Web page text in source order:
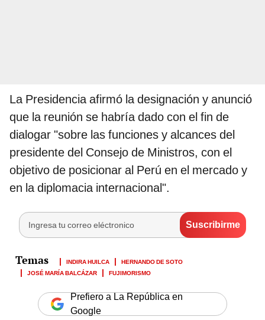
La Presidencia afirmó la designación y anunció
que la reunión se habría dado con el fin de
dialogar "sobre las funciones y alcances del
presidente del Consejo de Ministros, con el
objetivo de posicionar al Perú en el mercado y
en la diplomacia internacional".
INDIRA HUILCA
HERNANDO DE SOTO
JOSÉ MARÍA BALCÁZAR
FUJIMORISMO
Prefiero a La República en
Google